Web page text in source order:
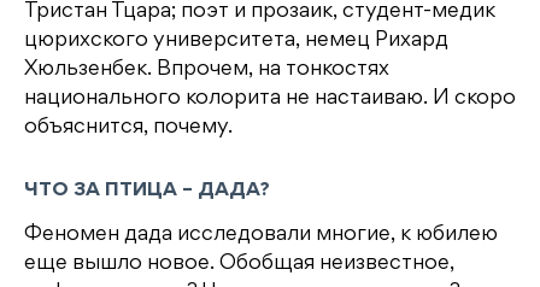
Тристан Тцара; поэт и прозаик, студент-медик
цюрихского университета, немец Рихард
Хюльзенбек. Впрочем, на тонкостях
национального колорита не настаиваю. И скоро
объяснится, почему.
ЧТО ЗА ПТИЦА – ДАДА?
Феномен дада исследовали многие, к юбилею
еще вышло новое. Обобщая неизвестное,